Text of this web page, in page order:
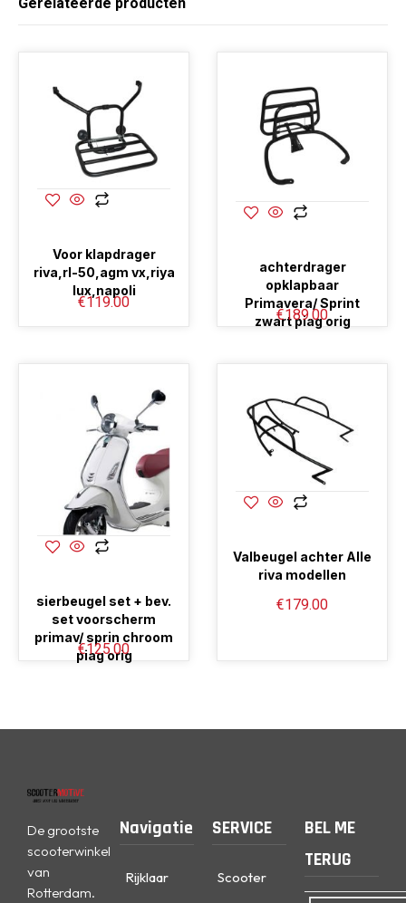
Voor klapdrager
riva,rl-50,agm vx,riya
lux,napoli
€119.00
achterdrager
opklapbaar
Primavera/ Sprint
zwart piag orig
€189.00
sierbeugel set + bev.
set voorscherm
primav/ sprin chroom
piag orig
€125.00
Valbeugel achter Alle
riva modellen
€179.00
De grootste
scooterwinkel
van
Rotterdam.
Navigatie
Rijklaar
SERVICE
Scooter
BEL ME
TERUG